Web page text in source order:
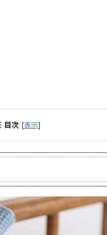
目次 [表示]